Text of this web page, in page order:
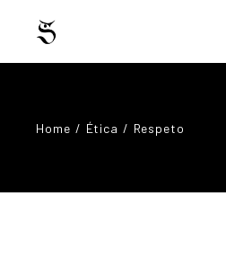
Home Ética Respeto